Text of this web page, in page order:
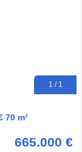
1 / 1
70 m²
665.000 €